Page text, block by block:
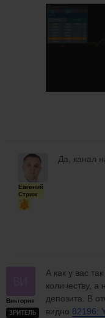
Евгений
Стриж
Да, канал
Виктория
ЗРИТЕЛЬ
А как у вас
количеству,
депозита. В
видно 82196: